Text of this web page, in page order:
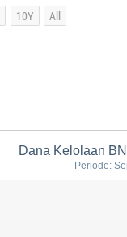
Dana Kelolaan
Periode: